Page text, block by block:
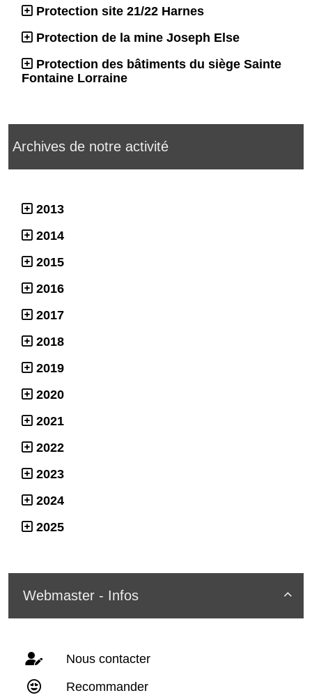
Protection site 21/22 Harnes
Protection de la mine Joseph Else
Protection des bâtiments du siège Sainte
Fontaine Lorraine
Archives de notre activité
2013
2014
2015
2016
2017
2018
2019
2020
2021
2022
2023
2024
2025

Webmaster - Infos
Nous contacter
Recommander